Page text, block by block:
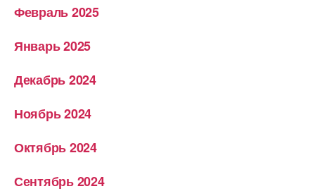
Февраль 2025
Январь 2025
Декабрь 2024
Ноябрь 2024
Октябрь 2024
Сентябрь 2024